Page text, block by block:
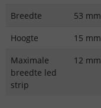
Breedte
53 mm
Hoogte
15 mm
Maximale
breedte led
strip
12 mm